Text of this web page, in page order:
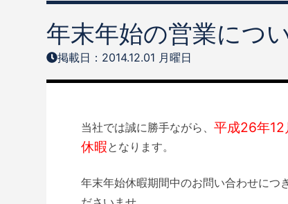
年末年始の営業につ
掲載日：2014.12.01 月曜日
当社では誠に勝手ながら、平成26年
休暇となります。
年末年始休暇期間中のお問い合わせにつ